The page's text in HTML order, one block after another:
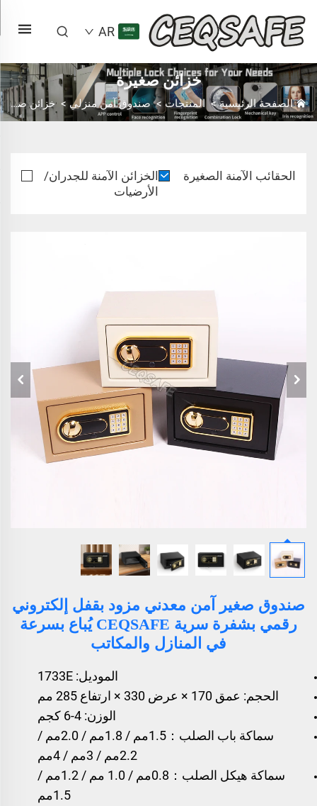
AR
خزائن صغيرة
الصفحة الرئيسية> المنتجات >صندوق آمن منزلي>خزائن صغيرة
الحقائب الآمنة الصغيرة
الخزائن الآمنة للجدران/
الأرضيات
صندوق صغير آمن معدني مزود بقفل إلكتروني
رقمي بشفرة سرية CEQSAFE يُباع بسرعة
في المنازل والمكاتب
الموديل: 1733E
الحجم: عمق 170 × عرض 330 × ارتفاع 285 مم
الوزن: 4-6 كجم
سماكة باب الصلب：1.5مم / 1.8مم / 2.0مم /
2.2مم / 3مم / 4مم
سماكة هيكل الصلب：0.8مم / 1.0 مم / 1.2مم /
1.5مم